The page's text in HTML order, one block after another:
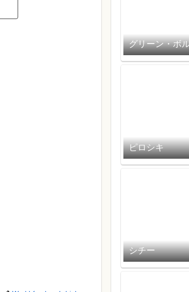
グリーン・ボ
ピロシキ
シチー